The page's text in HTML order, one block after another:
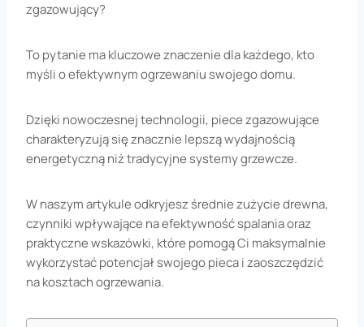
zgazowujący?
To pytanie ma kluczowe znaczenie dla każdego, kto
myśli o efektywnym ogrzewaniu swojego domu.
Dzięki nowoczesnej technologii, piece zgazowujące
charakteryzują się znacznie lepszą wydajnością
energetyczną niż tradycyjne systemy grzewcze.
W naszym artykule odkryjesz średnie zużycie drewna,
czynniki wpływające na efektywność spalania oraz
praktyczne wskazówki, które pomogą Ci maksymalnie
wykorzystać potencjał swojego pieca i zaoszczędzić
na kosztach ogrzewania.